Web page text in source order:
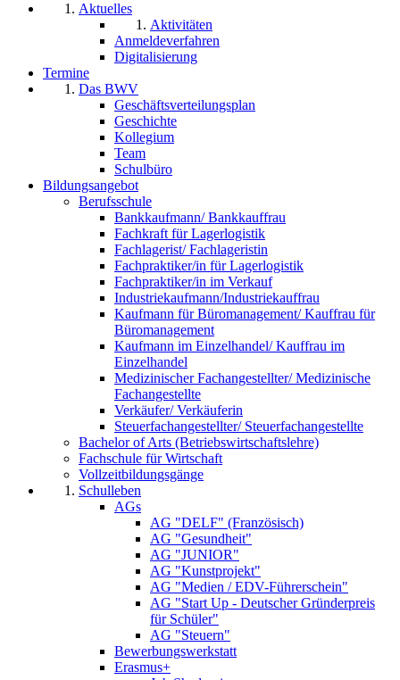
Aktuelles
Aktivitäten
Anmeldeverfahren
Digitalisierung
Termine
Das BWV
Geschäftsverteilungsplan
Geschichte
Kollegium
Team
Schulbüro
Bildungsangebot
Berufsschule
Bankkaufmann/ Bankkauffrau
Fachkraft für Lagerlogistik
Fachlagerist/ Fachlageristin
Fachpraktiker/in für Lagerlogistik
Fachpraktiker/in im Verkauf
Industriekaufmann/Industriekauffrau
Kaufmann für Büromanagement/ Kauffrau für
Büromanagement
Kaufmann im Einzelhandel/ Kauffrau im
Einzelhandel
Medizinischer Fachangestellter/ Medizinische
Fachangestellte
Verkäufer/ Verkäuferin
Steuerfachangestellter/ Steuerfachangestellte
Bachelor of Arts (Betriebswirtschaftslehre)
Fachschule für Wirtschaft
Vollzeitbildungsgänge
Schulleben
AGs
AG "DELF" (Französisch)
AG "Gesundheit"
AG "JUNIOR"
AG "Kunstprojekt"
AG "Medien / EDV-Führerschein"
AG "Start Up - Deutscher Gründerpreis
für Schüler"
AG "Steuern"
Bewerbungswerkstatt
Erasmus+